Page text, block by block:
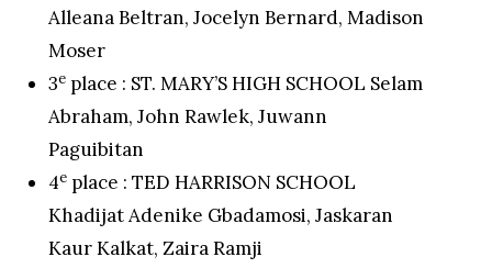
Alleana Beltran, Jocelyn Bernard, Madison
Moser
3e place : ST. MARY’S HIGH SCHOOL Selam
Abraham, John Rawlek, Juwann
Paguibitan
4e place : TED HARRISON SCHOOL
Khadijat Adenike Gbadamosi, Jaskaran
Kaur Kalkat, Zaira Ramji